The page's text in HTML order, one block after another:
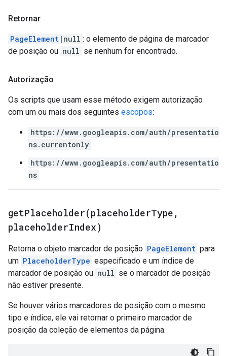
Retornar
PageElement |null : o elemento de página de marcador
de posição ou null se nenhum for encontrado.
Autorização
Os scripts que usam esse método exigem autorização
com um ou mais dos seguintes escopos:
https://www.googleapis.com/auth/presentatio
ns.currentonly
https://www.googleapis.com/auth/presentatio
ns
getPlaceholder(placeholderType ,
placeholderIndex)
Retorna o objeto marcador de posição PageElement para
um PlaceholderType especificado e um índice de
marcador de posição ou null se o marcador de posição
não estiver presente.
Se houver vários marcadores de posição com o mesmo
tipo e índice, ele vai retornar o primeiro marcador de
posição da coleção de elementos da página.